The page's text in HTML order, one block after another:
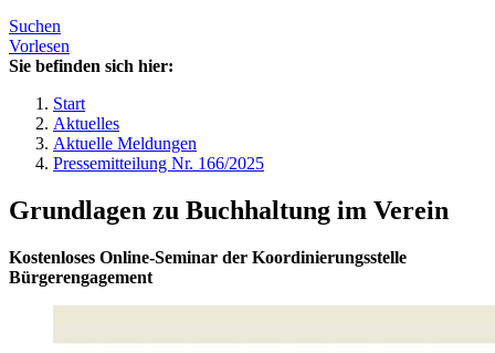
Suchen
Vorlesen
Sie befinden sich hier:
Start
Aktuelles
Aktuelle Meldungen
Pressemitteilung Nr. 166/2025
Grundlagen zu Buchhaltung im Verein
Kostenloses Online-Seminar der Koordinierungsstelle
Bürgerengagement